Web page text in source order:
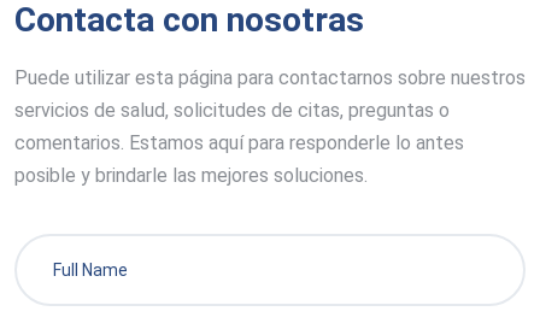
Contacta con nosotras
Puede utilizar esta página para contactarnos sobre nuestros
servicios de salud, solicitudes de citas, preguntas o
comentarios. Estamos aquí para responderle lo antes
posible y brindarle las mejores soluciones.